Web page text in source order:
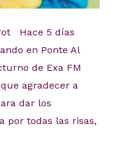
Hace 5 días
en Ponte Al
de Exa FM
agradecer a
dar los
por todas las risas,